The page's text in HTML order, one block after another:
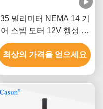
35 밀리미터 NEMA 14 기
어 스텝 모터 12V 행성 트
렌스미션 카선 모터
최상의 가격을 얻으세요